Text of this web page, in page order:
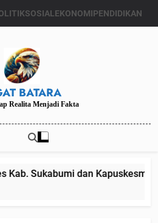
SOSIALEKONOMIPENDIDIKAN
BATARA
Realita Menjadi Fakta
Sukabumi dan Kapuskesmas